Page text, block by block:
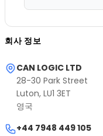
회사 정보
CAN LOGIC LTD
28-30 Park Street
Luton, LU1 3ET
영국
+44 7948 449 105